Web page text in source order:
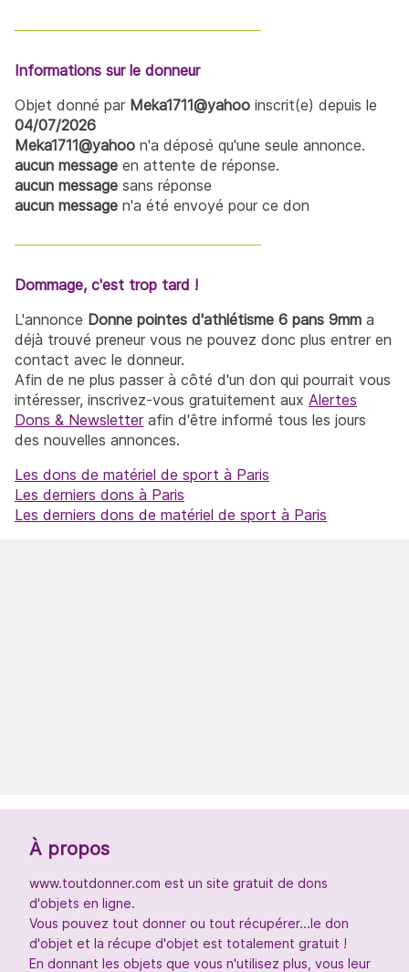
Informations sur le donneur
Objet donné par Meka1711@yahoo inscrit(e) depuis le
04/07/2026
Meka1711@yahoo n'a déposé qu'une seule annonce.
aucun message en attente de réponse.
aucun message sans réponse
aucun message n'a été envoyé pour ce don
Dommage, c'est trop tard !
L'annonce Donne pointes d'athlétisme 6 pans 9mm a
déjà trouvé preneur vous ne pouvez donc plus entrer en
contact avec le donneur.
Afin de ne plus passer à côté d'un don qui pourrait vous
intéresser, inscrivez-vous gratuitement aux Alertes
Dons & Newsletterafin d'être informé tous les jours
des nouvelles annonces.
Les dons de matériel de sport à Paris
Les derniers dons à Paris
Les derniers dons de matériel de sport à Paris
À propos
www.toutdonner.com est un site gratuit de dons
d'objets en ligne.
Vous pouvez tout donner ou tout récupérer...le don
d'objet et la récupe d'objet est totalement gratuit !
En donnant les objets que vous n'utilisez plus, vous leur